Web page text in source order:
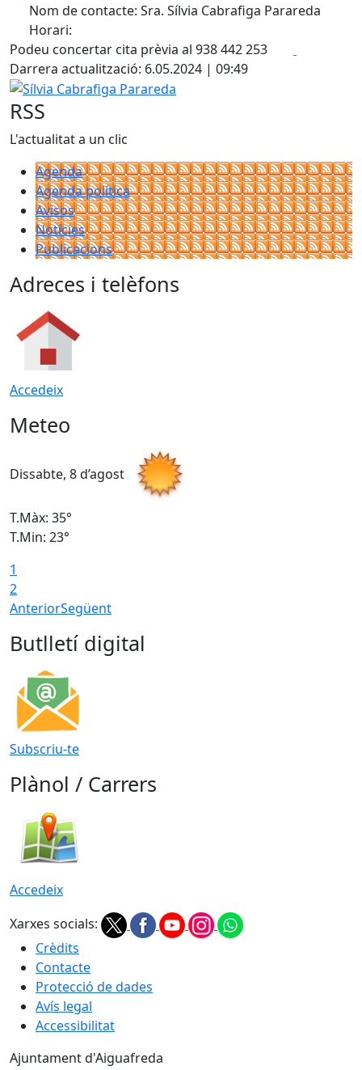
Nom de contacte: Sra. Sílvia Cabrafiga Parareda
Horari:
Podeu concertar cita prèvia al 938 442 253
Darrera actualització: 6.05.2024 | 09:49
Sílvia Cabrafiga Parareda
RSS
L'actualitat a un clic
Agenda
Agenda política
Avisos
Notícies
Publicacions
Adreces i telèfons
Accedeix
Meteo
Dissabte, 8 d’agost
T.Màx: 35°
T.Min: 23°
1
2
AnteriorSegüent
Butlletí digital
Subscriu-te
Plànol / Carrers
Accedeix
Xarxes socials:
Crèdits
Contacte
Protecció de dades
Avís legal
Accessibilitat
Ajuntament d'Aiguafreda